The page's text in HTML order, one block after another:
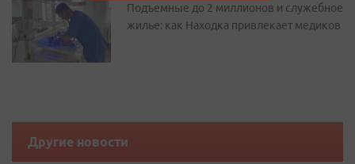
Подъемные до 2 миллионов и служебное
жилье: как Находка привлекает медиков
Другие новости